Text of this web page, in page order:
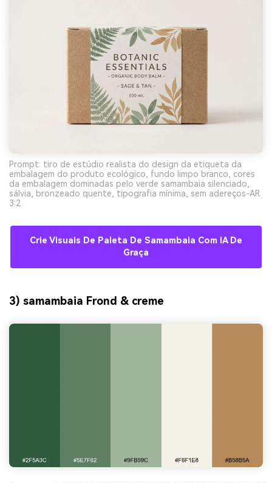
Prompt: tiro de estúdio realista do design da etiqueta da
embalagem do produto ecológico, fundo limpo branco, cores
da embalagem dominadas pelo verde samambaia silenciado,
sálvia, bronzeado quente, tipografia mínima, sem adereços-AR
3:2
Crie Visuais De Paleta De Samambaia Com IA De
Graça
3) samambaia Frond & creme